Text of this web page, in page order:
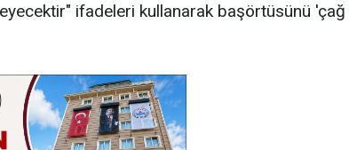
ifadeleri kullanarak başörtüsünü 'çağ